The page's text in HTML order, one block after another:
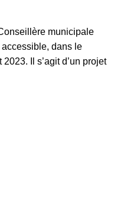
municipale
dans le
Il s’agit d’un projet